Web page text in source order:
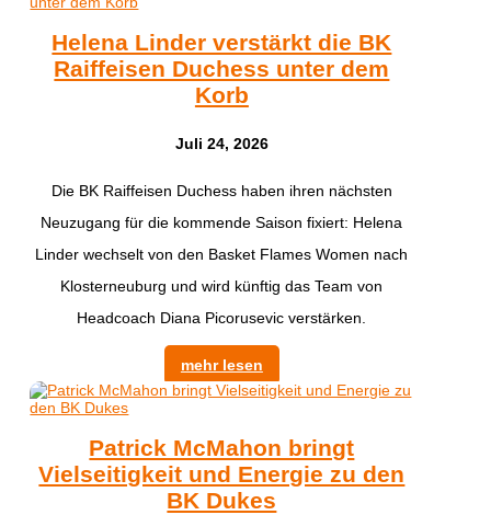
Helena Linder verstärkt die BK
Raiffeisen Duchess unter dem
Korb
Juli 24, 2026
Die BK Raiffeisen Duchess haben ihren nächsten
Neuzugang für die kommende Saison fixiert: Helena
Linder wechselt von den Basket Flames Women nach
Klosterneuburg und wird künftig das Team von
Headcoach Diana Picorusevic verstärken.
mehr lesen
Patrick McMahon bringt
Vielseitigkeit und Energie zu den
BK Dukes